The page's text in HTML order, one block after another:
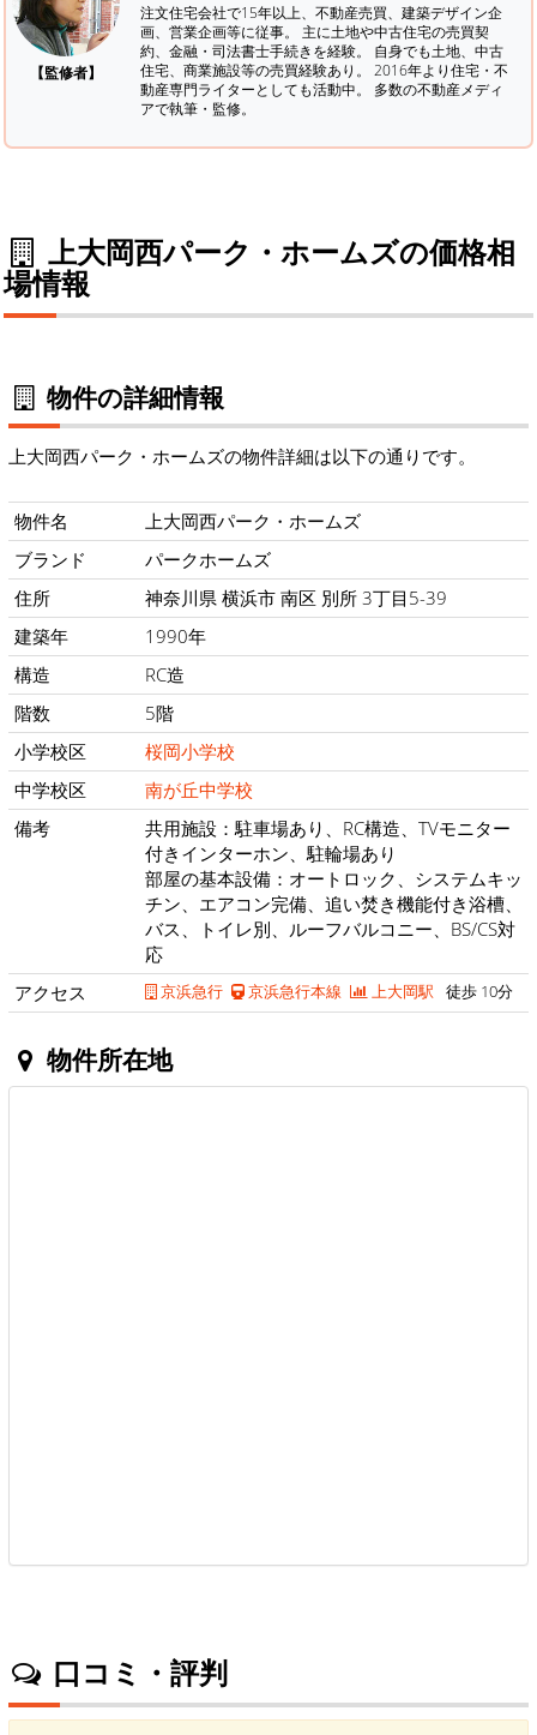
【監修者】
注文住宅会社で15年以上、不動産売買、建築デザイン企
画、営業企画等に従事。 主に土地や中古住宅の売買契
約、金融・司法書士手続きを経験。 自身でも土地、中古
住宅、商業施設等の売買経験あり。 2016年より住宅・不
動産専門ライターとしても活動中。 多数の不動産メディ
アで執筆・監修。
上大岡西パーク・ホームズの価格相
場情報
物件の詳細情報
上大岡西パーク・ホームズの物件詳細は以下の通りです。
物件名
上大岡西パーク・ホームズ
ブランド
パークホームズ
住所
神奈川県 横浜市 南区 別所 3丁目5-39
建築年
1990年
構造
RC造
階数
5階
小学校区
桜岡小学校
中学校区
南が丘中学校
備考
共用施設：駐車場あり、RC構造、TVモニター
付きインターホン、駐輪場あり
部屋の基本設備：オートロック、システムキッ
チン、エアコン完備、追い焚き機能付き浴槽、
バス、トイレ別、ルーフバルコニー、BS/CS対
応
アクセス
京浜急行 京浜急行本線 上大岡駅 徒歩 10分
物件所在地
口コミ・評判